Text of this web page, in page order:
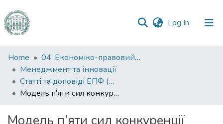
Log In (current)
Communities
&
Collections
All of DSpace
Home
04. Економіко-правовий факультет
Менеджмент та інновації
Статті та доповіді ЕПФ (Менеджмент та інновації)
Модель п’яти сил конкуренції Майкла Портера як інструмент оцінки конкурентного середовища
Модель п’яти сил конкуренції